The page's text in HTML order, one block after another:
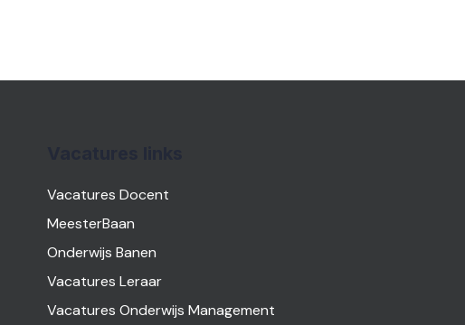
Vacatures Docent
MeesterBaan
Onderwijs Banen
Vacatures Leraar
Vacatures Onderwijs Management